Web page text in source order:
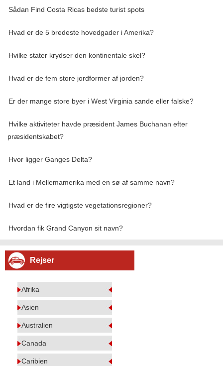
Sådan Find Costa Ricas bedste turist spots
Hvad er de 5 bredeste hovedgader i Amerika?
Hvilke stater krydser den kontinentale skel?
Hvad er de fem store jordformer af jorden?
Er der mange store byer i West Virginia sande eller falske?
Hvilke aktiviteter havde præsident James Buchanan efter
præsidentskabet?
Hvor ligger Ganges Delta?
Et land i Mellemamerika med en sø af samme navn?
Hvad er de fire vigtigste vegetationsregioner?
Hvordan fik Grand Canyon sit navn?
Rejser
Afrika
Asien
Australien
Canada
Caribien